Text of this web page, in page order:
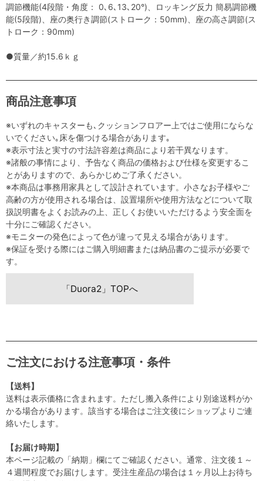
調節機能(4段階・角度： 0､6､13､20°)、ロッキング反力 簡易調節機
能(5段階)、座の奥行き調節(ストローク：50mm)、座の高さ調節(ス
トローク：90mm)
●質量／約15.6ｋｇ
商品注意事項
※いずれのキャスターも､クッションフロアー上ではご使用にならな
いでください｡床を傷つける場合があります｡
※表示寸法と実寸の寸法許容差は商品により若干異なります。
※諸般の事情により、予告なく商品の価格および仕様を変更するこ
とがありますので、あらかじめご了承ください。
※本商品は事務用家具として設計されています。小さなお子様やご
高齢の方が使用される場合は、設置場所や使用方法などについて取
扱説明書をよくお読みの上、正しくお使いいただけるよう安全面を
十分にご確認ください。
※モニターの発色によって色が違って見える場合があります。
※保証を受ける際にはご購入明細書または納品書のご提示が必要で
す。
「Duora2」TOPへ
ご注文における注意事項・条件
【送料】
送料は表示価格に含まれます。ただし搬入条件により別途送料がか
かる場合があります。該当する場合はご注文後にショップよりご連
絡いたします。
【お届け時期】
本ページ記載の「納期」欄にてご確認ください。通常、注文後１～
４週間程度でお届けします。受注生産品の場合は１ヶ月以上お待ち